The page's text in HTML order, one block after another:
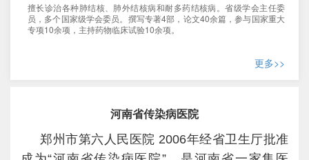
擅长诊治各种肺结核、肺外结核病和耐多药结核病。省级学会主任委
员，多个国家级学会委员。撰写专著4部，论文40余篇，参与国家重大
专项10余项，主持药物临床试验10余项。
更多>>
河南省传染病医院
郑州市第六人民医院 2006年经省卫生厅批准